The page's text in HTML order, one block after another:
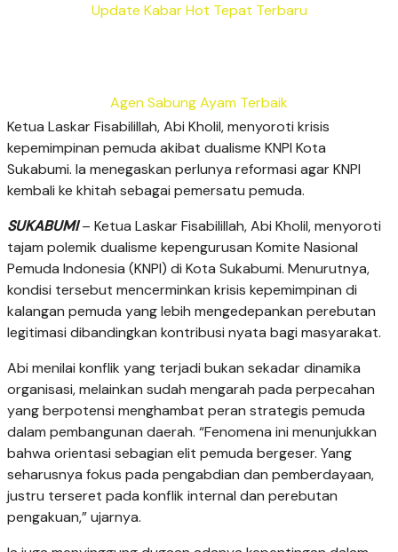
Update Kabar Hot Tepat Terbaru
Agen Sabung Ayam Terbaik
Ketua Laskar Fisabilillah, Abi Kholil, menyoroti krisis
kepemimpinan pemuda akibat dualisme KNPI Kota
Sukabumi. Ia menegaskan perlunya reformasi agar KNPI
kembali ke khitah sebagai pemersatu pemuda.
SUKABUMI– Ketua Laskar Fisabilillah, Abi Kholil, menyoroti
tajam polemik dualisme kepengurusan Komite Nasional
Pemuda Indonesia (KNPI) di Kota Sukabumi. Menurutnya,
kondisi tersebut mencerminkan krisis kepemimpinan di
kalangan pemuda yang lebih mengedepankan perebutan
legitimasi dibandingkan kontribusi nyata bagi masyarakat.
Abi menilai konflik yang terjadi bukan sekadar dinamika
organisasi, melainkan sudah mengarah pada perpecahan
yang berpotensi menghambat peran strategis pemuda
dalam pembangunan daerah. “Fenomena ini menunjukkan
bahwa orientasi sebagian elit pemuda bergeser. Yang
seharusnya fokus pada pengabdian dan pemberdayaan,
justru terseret pada konflik internal dan perebutan
pengakuan,” ujarnya.